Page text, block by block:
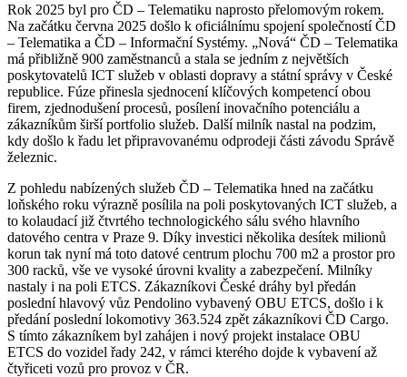
Rok 2025 byl pro ČD – Telematiku naprosto přelomovým rokem.
Na začátku června 2025 došlo k oficiálnímu spojení společností ČD
– Telematika a ČD – Informační Systémy. „Nová“ ČD – Telematika
má přibližně 900 zaměstnanců a stala se jedním z největších
poskytovatelů ICT služeb v oblasti dopravy a státní správy v České
republice. Fúze přinesla sjednocení klíčových kompetencí obou
firem, zjednodušení procesů, posílení inovačního potenciálu a
zákazníkům širší portfolio služeb. Další milník nastal na podzim,
kdy došlo k řadu let připravovanému odprodeji části závodu Správě
železnic.
Z pohledu nabízených služeb ČD – Telematika hned na začátku
loňského roku výrazně posílila na poli poskytovaných ICT služeb, a
to kolaudací již čtvrtého technologického sálu svého hlavního
datového centra v Praze 9. Díky investici několika desítek milionů
korun tak nyní má toto datové centrum plochu 700 m2 a prostor pro
300 racků, vše ve vysoké úrovni kvality a zabezpečení. Milníky
nastaly i na poli ETCS. Zákazníkovi České dráhy byl předán
poslední hlavový vůz Pendolino vybavený OBU ETCS, došlo i k
předání poslední lokomotivy 363.524 zpět zákazníkovi ČD Cargo.
S tímto zákazníkem byl zahájen i nový projekt instalace OBU
ETCS do vozidel řady 242, v rámci kterého dojde k vybavení až
čtyřiceti vozů pro provoz v ČR.